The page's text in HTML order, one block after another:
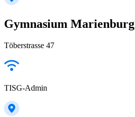
Gymnasium Marienburg
Töberstrasse 47
TISG-Admin